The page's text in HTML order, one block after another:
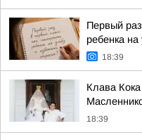
Первый
ребенка на
18:39
Клава
18:39